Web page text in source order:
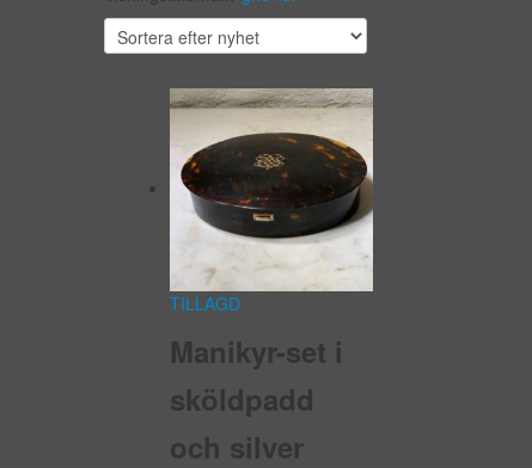
TILLAGD
Manikyr-set i
sköldpadd
och silver